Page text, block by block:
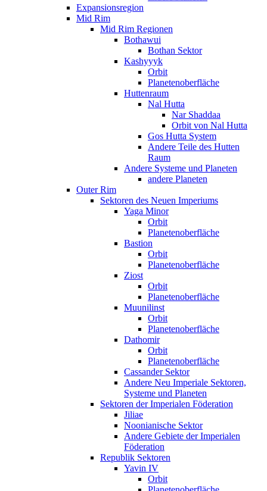
Expansionsregion
Mid Rim
Mid Rim Regionen
Bothawui
Bothan Sektor
Kashyyyk
Orbit
Planetenoberfläche
Huttenraum
Nal Hutta
Nar Shaddaa
Orbit von Nal Hutta
Gos Hutta System
Andere Teile des Hutten
Raum
Andere Systeme und Planeten
andere Planeten
Outer Rim
Sektoren des Neuen Imperiums
Yaga Minor
Orbit
Planetenoberfläche
Bastion
Orbit
Planetenoberfläche
Ziost
Orbit
Planetenoberfläche
Muunilinst
Orbit
Planetenoberfläche
Dathomir
Orbit
Planetenoberfläche
Cassander Sektor
Andere Neu Imperiale Sektoren,
Systeme und Planeten
Sektoren der Imperialen Föderation
Jiliae
Noonianische Sektor
Andere Gebiete der Imperialen
Föderation
Republik Sektoren
Yavin IV
Orbit